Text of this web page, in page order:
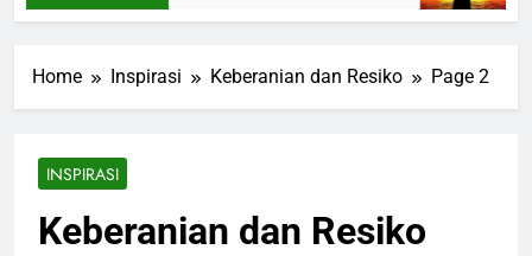
Home Inspirasi Keberanian dan Resiko Page 2
INSPIRASI
Keberanian dan Resiko